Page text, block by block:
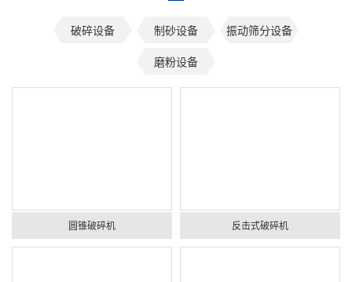
破碎设备 制砂设备
振动筛分设备
磨粉设备
圆锥破碎机 反击式破碎机